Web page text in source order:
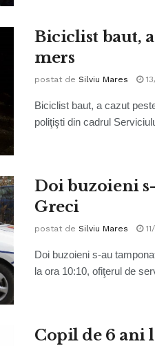
Biciclist baut,
mers
postat de Silviu Mares
Biciclist baut, a cazut
poliţişti din cadrul
Doi buzoieni
Greci
postat de Silviu Mares
Doi buzoieni s-au
la ora 10:10, ofiţerul de
Copil de 6 ani